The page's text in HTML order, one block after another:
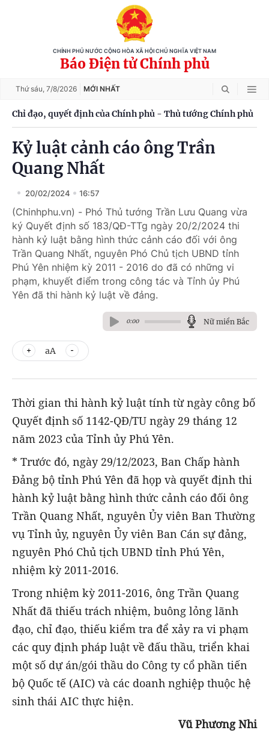
CHÍNH PHỦ NƯỚC CỘNG HÒA XÃ HỘI CHỦ NGHĨA VIỆT NAM
Báo Điện tử Chính phủ
Thứ sáu, 7/8/2026 MỚI NHẤT
Chỉ đạo, quyết định của Chính phủ - Thủ tướng Chính phủ
Kỷ luật cảnh cáo ông Trần
Quang Nhất
20/02/2024 16:57
(Chinhphu.vn) - Phó Thủ tướng Trần Lưu Quang vừa
ký Quyết định số 183/QĐ-TTg ngày 20/2/2024 thi
hành kỷ luật bằng hình thức cảnh cáo đối với ông
Trần Quang Nhất, nguyên Phó Chủ tịch UBND tỉnh
Phú Yên nhiệm kỳ 2011 - 2016 do đã có những vi
phạm, khuyết điểm trong công tác và Tỉnh ủy Phú
Yên đã thi hành kỷ luật về đảng.
0:00 Nữ miền Bắc
aA
Thời gian thi hành kỷ luật tính từ ngày công bố
Quyết định số 1142-QĐ/TU ngày 29 tháng 12
năm 2023 của Tỉnh ủy Phú Yên.
* Trước đó, ngày 29/12/2023, Ban Chấp hành
Đảng bộ tỉnh Phú Yên đã họp và quyết định thi
hành kỷ luật bằng hình thức cảnh cáo đối ông
Trần Quang Nhất, nguyên Ủy viên Ban Thường
vụ Tỉnh ủy, nguyên Ủy viên Ban Cán sự đảng,
nguyên Phó Chủ tịch UBND tỉnh Phú Yên,
nhiệm kỳ 2011-2016.
Trong nhiệm kỳ 2011-2016, ông Trần Quang
Nhất đã thiếu trách nhiệm, buông lỏng lãnh
đạo, chỉ đạo, thiếu kiểm tra để xảy ra vi phạm
các quy định pháp luật về đấu thầu, triển khai
một số dự án/gói thầu do Công ty cổ phần tiến
bộ Quốc tế (AIC) và các doanh nghiệp thuộc hệ
sinh thái AIC thực hiện.
Vũ Phương Nhi